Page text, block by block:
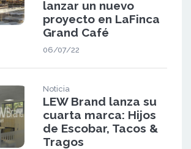
lanzar un nuevo
proyecto en LaFinca
Grand Café
06/07/22
Noticia
LEW Brand lanza su
cuarta marca: Hijos
de Escobar, Tacos &
Tragos